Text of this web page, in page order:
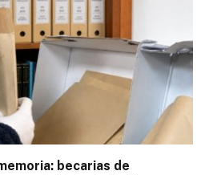
becarias de